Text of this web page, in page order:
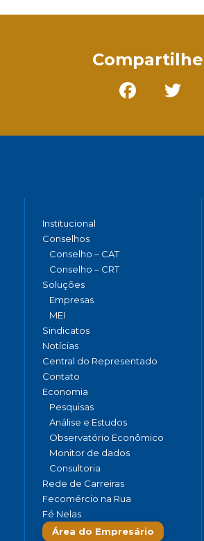
Institucional
Conselhos
Conselho – CAT
Conselho – CRT
Soluções
Empresas
MEI
Sindicatos
Notícias
Central do Representado
Contato
Economia
Pesquisas
Análise e Estudos
Observatório Econômico
Monitor de dados
Consultoria
Rede de Carreiras
Fecomércio na Rua
Fé Nelas
Área do Empresário